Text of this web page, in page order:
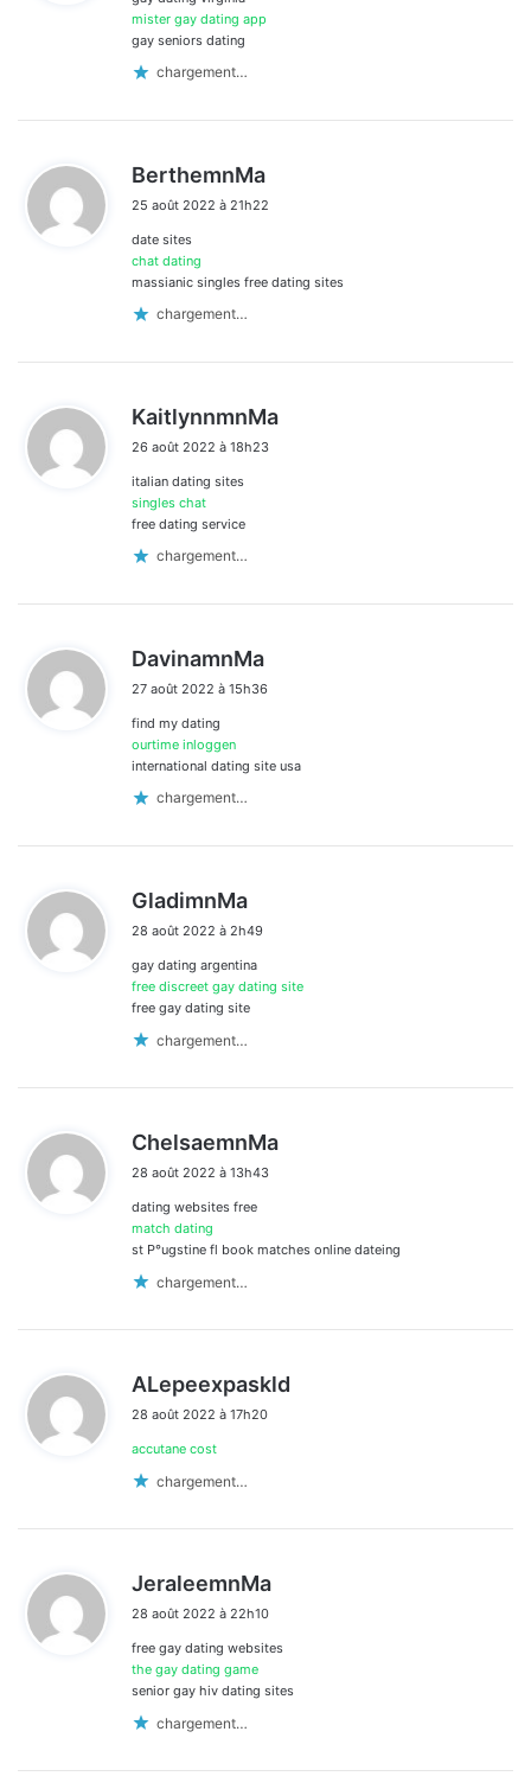
mister gay dating app
gay seniors dating
chargement…
BerthemnMa
t
25 août 2022 à 21h22
date sites
chat dating
massianic singles free dating sites
chargement…
KaitlynnmnMa
26 août 2022 à 18h23
italian dating sites
singles chat
free dating service
chargement…
DavinamnMa
t
27 août 2022 à 15h36
find my dating
ourtime inloggen
international dating site usa
chargement…
GladimnMa
t
:
28 août 2022 à 2h49
gay dating argentina
free discreet gay dating site
free gay dating site
chargement…
ChelsaemnMa
28 août 2022 à 13h43
dating websites free
match dating
st Р°ugstine fl book matches online dateing
chargement…
ALepeexpaskld
28 août 2022 à 17h20
accutane cost
chargement…
JeraleemnMa
28 août 2022 à 22h10
free gay dating websites
the gay dating game
senior gay hiv dating sites
chargement…